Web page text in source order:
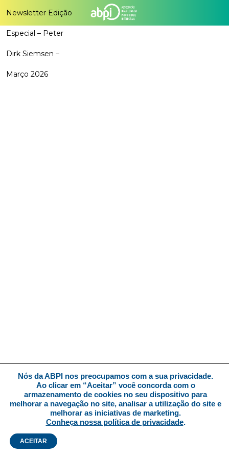
Newsletter Edição
Especial – Peter
Dirk Siemsen –
Março 2026
Nós da ABPI nos preocupamos com a sua privacidade.
Ao clicar em “Aceitar” você concorda com o
armazenamento de cookies no seu dispositivo para
melhorar a navegação no site, analisar a utilização do site e
melhorar as iniciativas de marketing.
Conheça nossa política de privacidade.
ACEITAR